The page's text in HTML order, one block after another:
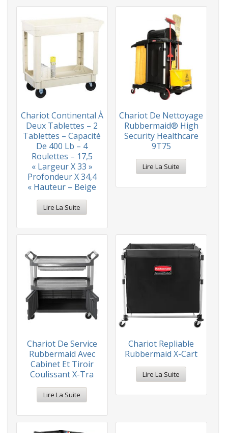
Chariot Continental À
Deux Tablettes – 2
Tablettes – Capacité
De 400 Lb – 4
Roulettes – 17,5
« Largeur X 33 »
Profondeur X 34,4
« Hauteur – Beige
Lire La Suite
Chariot De Nettoyage
Rubbermaid® High
Security Healthcare
9T75
Lire La Suite
Chariot De Service
Rubbermaid Avec
Cabinet Et Tiroir
Coulissant X-Tra
Lire La Suite
Chariot Repliable
Rubbermaid X-Cart
Lire La Suite